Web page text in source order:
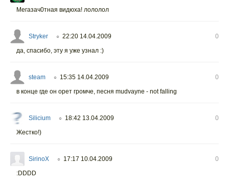
Мегазач0тная видюха! лололол
Stryker ○ 22:20 14.04.2009
0
да, спасибо, эту я уже узнал :)
steam ○ 15:35 14.04.2009
0
в конце где он орет громче, песня mudvayne - not falling
Silicium ○ 18:42 13.04.2009
0
Жестко!)
SirinoX ○ 17:17 10.04.2009
0
:DDDD